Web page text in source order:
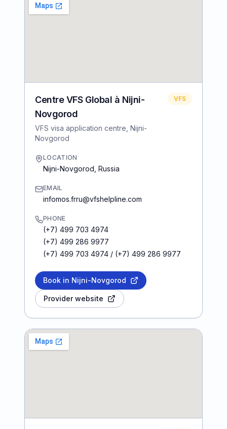
Centre VFS Global à Nijni-
Novgorod
VFS visa application centre, Nijni-
Novgorod
VFS
LOCATION
Nijni-Novgorod Russia
EMAIL
infomos.frru@vfshelpline.com
PHONE
(+7) 499 703 4974
(+7) 499 286 9977
(+7) 499 703 4974 / (+7) 499 286 9977
Book in Nijni-Novgorod
Provider website